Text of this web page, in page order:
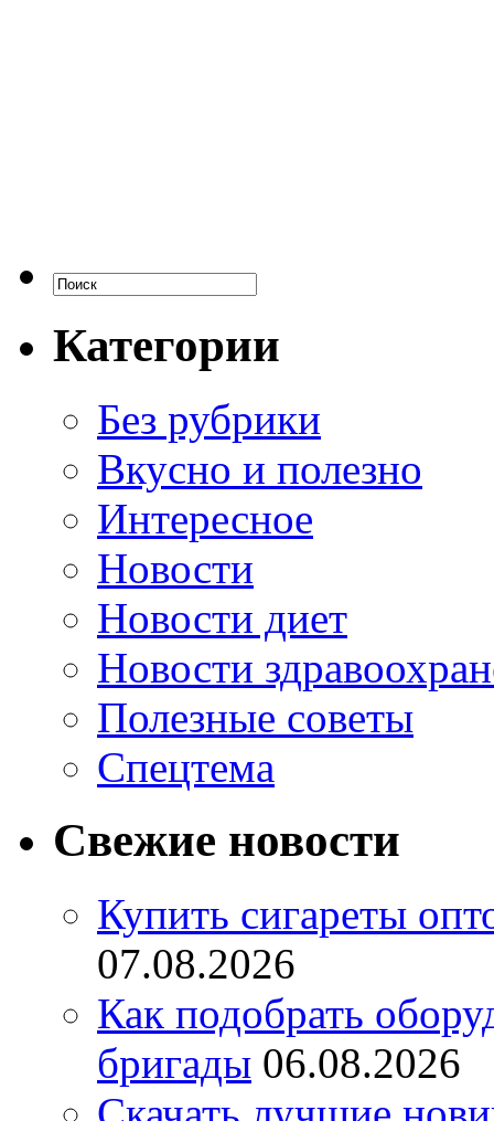
Категории
Без рубрики
Вкусно и полезно
Интересное
Новости
Новости диет
Новости
Полезные советы
Спецтема
Свежие новости
Купить сигареты
07.08.2026
Как подобрать
бригады 06.08.2026